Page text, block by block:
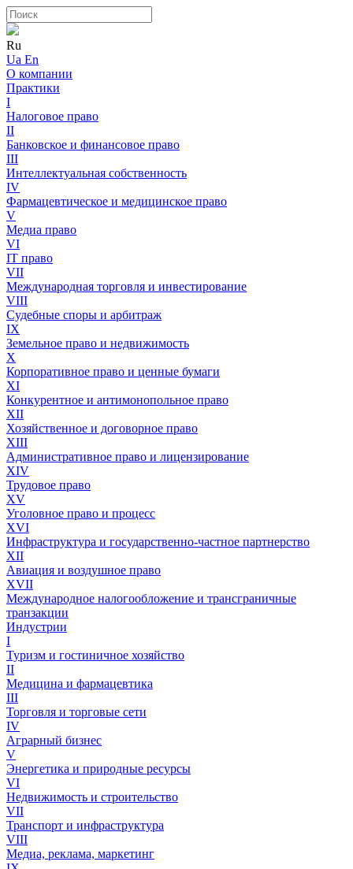
Ru
Ua En
О компании
Практики
I
Налоговое право
II
Банковское и финансовое право
III
Интеллектуальная собственность
IV
Фармацевтическое и медицинское право
V
Медиа право
VI
IT право
VII
Международная торговля и инвестирование
VIII
Судебные споры и арбитраж
IX
Земельное право и недвижимость
X
Корпоративное право и ценные бумаги
XI
Конкурентное и антимонопольное право
XII
Хозяйственное и договорное право
XIII
Административное право и лицензирование
XIV
Трудовое право
XV
Уголовное право и процесс
XVI
Инфраструктура и государственно-частное партнерство
XII
Авиация и воздушное право
XVII
Международное налогообложение и трансграничные
транзакции
Индустрии
I
Туризм и гостиничное хозяйство
II
Медицина и фармацевтика
III
Торговля и торговые сети
IV
Аграрный бизнес
V
Энергетика и природные ресурсы
VI
Недвижимость и строительство
VII
Транспорт и инфраструктура
VIII
Медиа, реклама, маркетинг